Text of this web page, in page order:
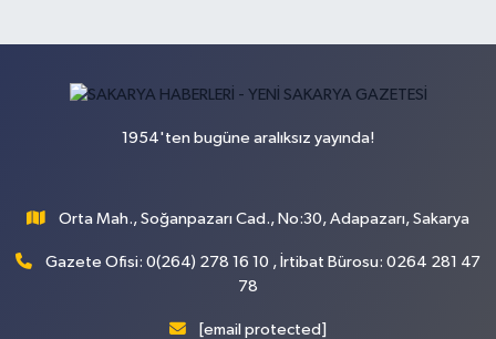
1954'ten bugüne aralıksız yayında!
Orta Mah., Soğanpazarı Cad., No:30, Adapazarı, Sakarya
Gazete Ofisi: 0(264) 278 16 10 , İrtibat Bürosu: 0264 281 47
78
[email protected]